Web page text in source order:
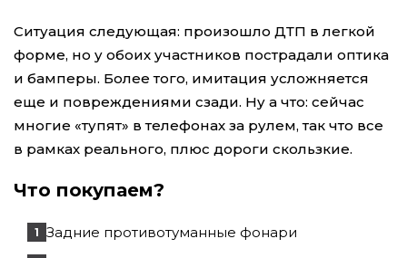
Ситуация следующая: произошло ДТП в легкой
форме, но у обоих участников пострадали оптика
и бамперы. Более того, имитация усложняется
еще и повреждениями сзади. Ну а что: сейчас
многие «тупят» в телефонах за рулем, так что все
в рамках реального, плюс дороги скользкие.
Что покупаем?
Задние противотуманные фонари